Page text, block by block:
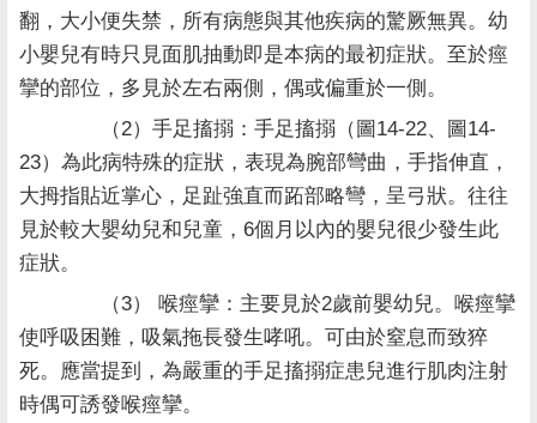
翻，大小便失禁，所有病態與其他疾病的驚厥無異。幼
小嬰兒有時只見面肌抽動即是本病的最初症狀。至於痙
攣的部位，多見於左右兩側，偶或偏重於一側。
（2）手足搐搦：手足搐搦（圖14-22、圖14-
23）為此病特殊的症狀，表現為腕部彎曲，手指伸直，
大拇指貼近掌心，足趾強直而跖部略彎，呈弓狀。往往
見於較大嬰幼兒和兒童，6個月以內的嬰兒很少發生此
症狀。
（3） 喉痙攣：主要見於2歲前嬰幼兒。喉痙攣
使呼吸困難，吸氣拖長發生哮吼。可由於窒息而致猝
死。應當提到，為嚴重的手足搐搦症患兒進行肌肉注射
時偶可誘發喉痙攣。